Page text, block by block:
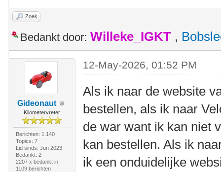
Zoek
Bedankt door: Willeke_IGKT ,
Gideonaut
Kilometervreter
Berichten: 1.140
Topics: 7
Lid sinds: Jun 2023
Bedankt: 2
2207 x bedankt in
1109 berichten
12-May-2026, 01:52 PM
Als ik naar de website
bestellen, als ik naar
de war want ik kan niet
kan bestellen. Als ik
ik een onduidelijke